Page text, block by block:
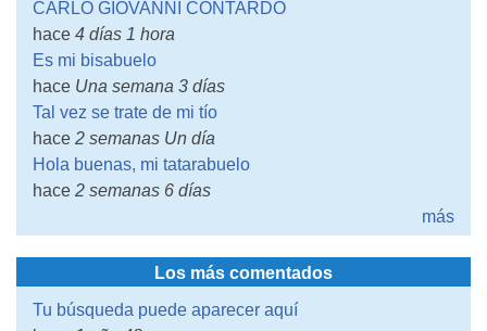
CARLO GIOVANNI CONTARDO
hace 4 días 1 hora
Es mi bisabuelo
hace Una semana 3 días
Tal vez se trate de mi tío
hace 2 semanas Un día
Hola buenas, mi tatarabuelo
hace 2 semanas 6 días
más
Los más comentados
Tu búsqueda puede aparecer aquí